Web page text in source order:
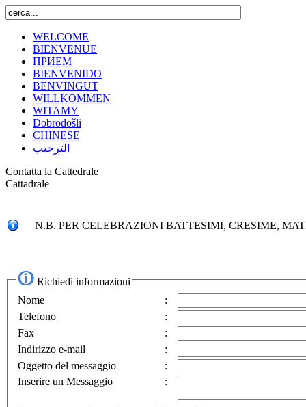
WELCOME
BIENVENUE
ПРИЕМ
BIENVENIDO
BENVINGUT
WILLKOMMEN
WITAMY
Dobrodošli
CHINESE
الترحيب
Contatta la Cattedrale
Cattadrale
N.B. PER CELEBRAZIONI BATTESIMI, CRESIME,
Richiedi informazioni
Nome
:
Telefono
:
Fax
:
Indirizzo e-mail
:
Oggetto del messaggio
:
Inserire un Messaggio
: